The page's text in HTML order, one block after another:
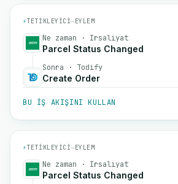
⚡TETIKLEYICI→EYLEM
Ne zaman · Irsaliyat
Parcel Status Changed
Sonra · Todify
Create Order
BU IŞ AKIŞINI KULLAN
⚡TETIKLEYICI→EYLEM
Ne zaman · Irsaliyat
Parcel Status Changed